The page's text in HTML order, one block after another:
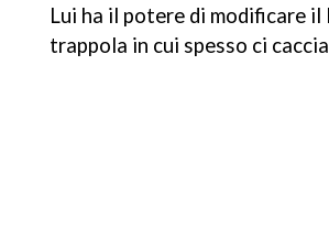
Lui ha il potere di modificare il
trappola in cui spesso ci